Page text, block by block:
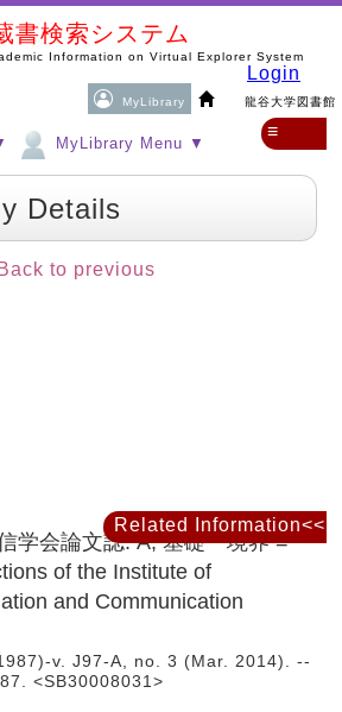
書検索システム
Information on Virtual Explorer System
MyLibrary 龍谷大学図書館
Login
MyLibrary Menu ▼
≡
Details
Back to previous
学会論文誌. A, 基礎・境界 =
of the Institute of
and Communication
v. J97-A, no. 3 (Mar. 2014). --
<SB30008031>
Related Information<<